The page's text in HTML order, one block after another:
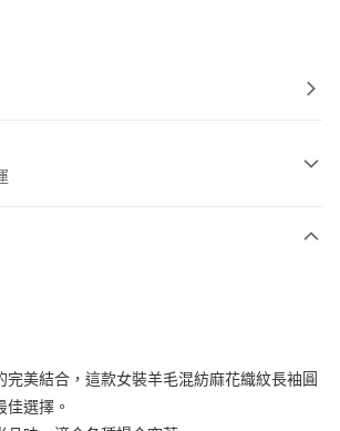
完美結合，這款女裝羊毛混紡麻花織紋長袖圓
佳選擇。